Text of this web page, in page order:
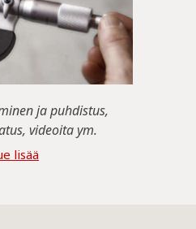
ja puhdistus,
videoita ym.
lisää